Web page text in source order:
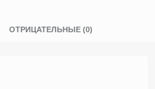
ОТРИЦАТЕЛЬНЫЕ (0)